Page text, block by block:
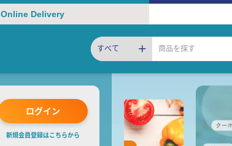
Online Delivery
すべて
ログイン
新規会員登録はこちらから